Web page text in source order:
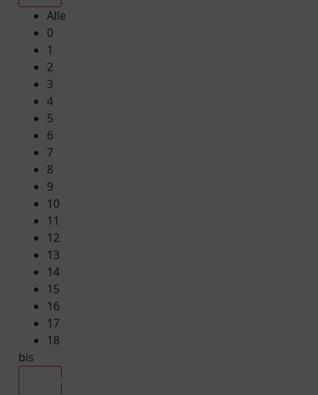
Alle
0
1
2
3
4
5
6
7
8
9
10
11
12
13
14
15
16
17
18
bis